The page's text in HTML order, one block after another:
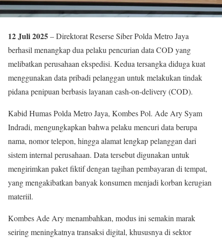
12 Juli 2025– Direktorat Reserse Siber Polda Metro Jaya
berhasil menangkap dua pelaku pencurian data COD yang
melibatkan perusahaan ekspedisi. Kedua tersangka diduga kuat
menggunakan data pribadi pelanggan untuk melakukan tindak
pidana penipuan berbasis layanan cash-on-delivery (COD).
Kabid Humas Polda Metro Jaya, Kombes Pol. Ade Ary Syam
Indradi, mengungkapkan bahwa pelaku mencuri data berupa
nama, nomor telepon, hingga alamat lengkap pelanggan dari
sistem internal perusahaan. Data tersebut digunakan untuk
mengirimkan paket fiktif dengan tagihan pembayaran di tempat,
yang mengakibatkan banyak konsumen menjadi korban kerugian
materiil.
Kombes Ade Ary menambahkan, modus ini semakin marak
seiring meningkatnya transaksi digital, khususnya di sektor